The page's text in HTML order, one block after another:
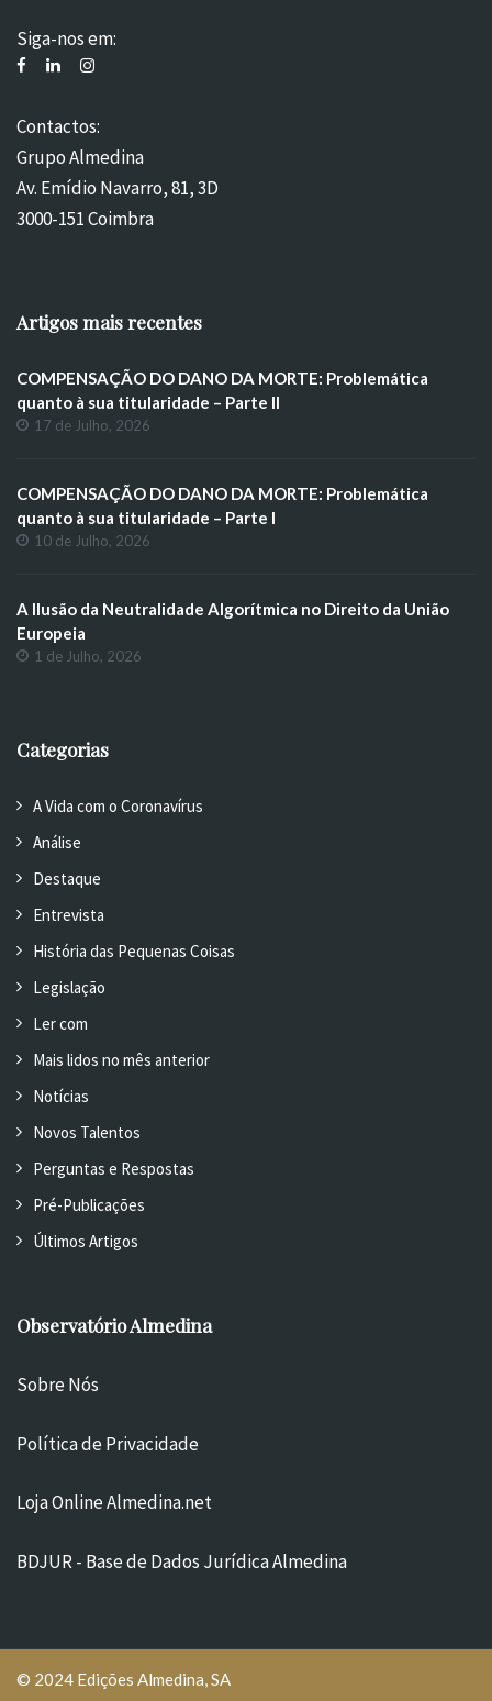
Siga-nos em:
Contactos:
Grupo Almedina
Av. Emídio Navarro, 81, 3D
3000-151 Coimbra
Artigos mais recentes
COMPENSAÇÃO DO DANO DA MORTE: Problemática
quanto à sua titularidade – Parte II
17 de Julho, 2026
COMPENSAÇÃO DO DANO DA MORTE: Problemática
quanto à sua titularidade – Parte I
10 de Julho, 2026
A Ilusão da Neutralidade Algorítmica no Direito da União
Europeia
1 de Julho, 2026
Categorias
A Vida com o Coronavírus
Análise
Destaque
Entrevista
História das Pequenas Coisas
Legislação
Ler com
Mais lidos no mês anterior
Notícias
Novos Talentos
Perguntas e Respostas
Pré-Publicações
Últimos Artigos
Observatório Almedina
Sobre Nós
Política de Privacidade
Loja Online Almedina.net
BDJUR - Base de Dados Jurídica Almedina
© 2024 Edições Almedina, SA